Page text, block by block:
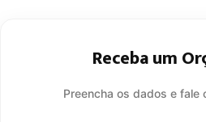
Receba um
Preencha os dados e fale